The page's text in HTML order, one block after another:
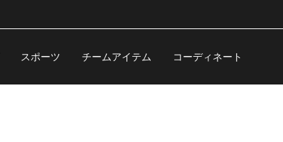
スポーツ チームアイテム コーディネート